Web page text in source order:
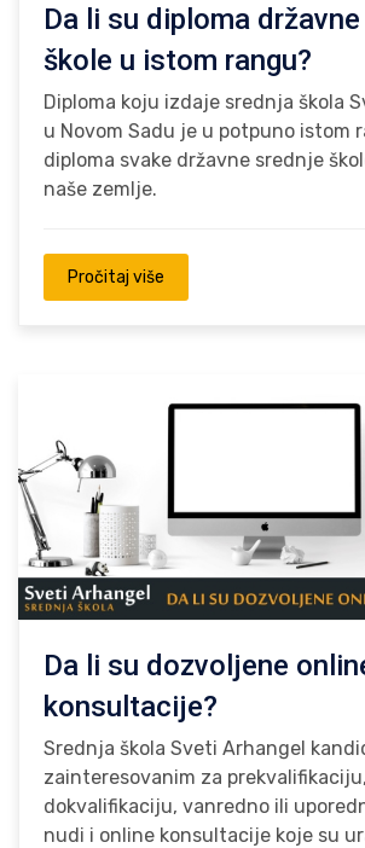
Da li su diploma
škole u istom rangu?
Diploma koju izdaje srednja škola
u Novom Sadu je u potpuno istom
diploma svake državne srednje
naše zemlje.
Pročitaj više
Da li su dozvoljene
konsultacije?
Srednja škola Sveti Arhangel
zainteresovanim za prekvalifikaciju,
dokvalifikaciju, vanredno ili
nudi i online konsultacije koje su